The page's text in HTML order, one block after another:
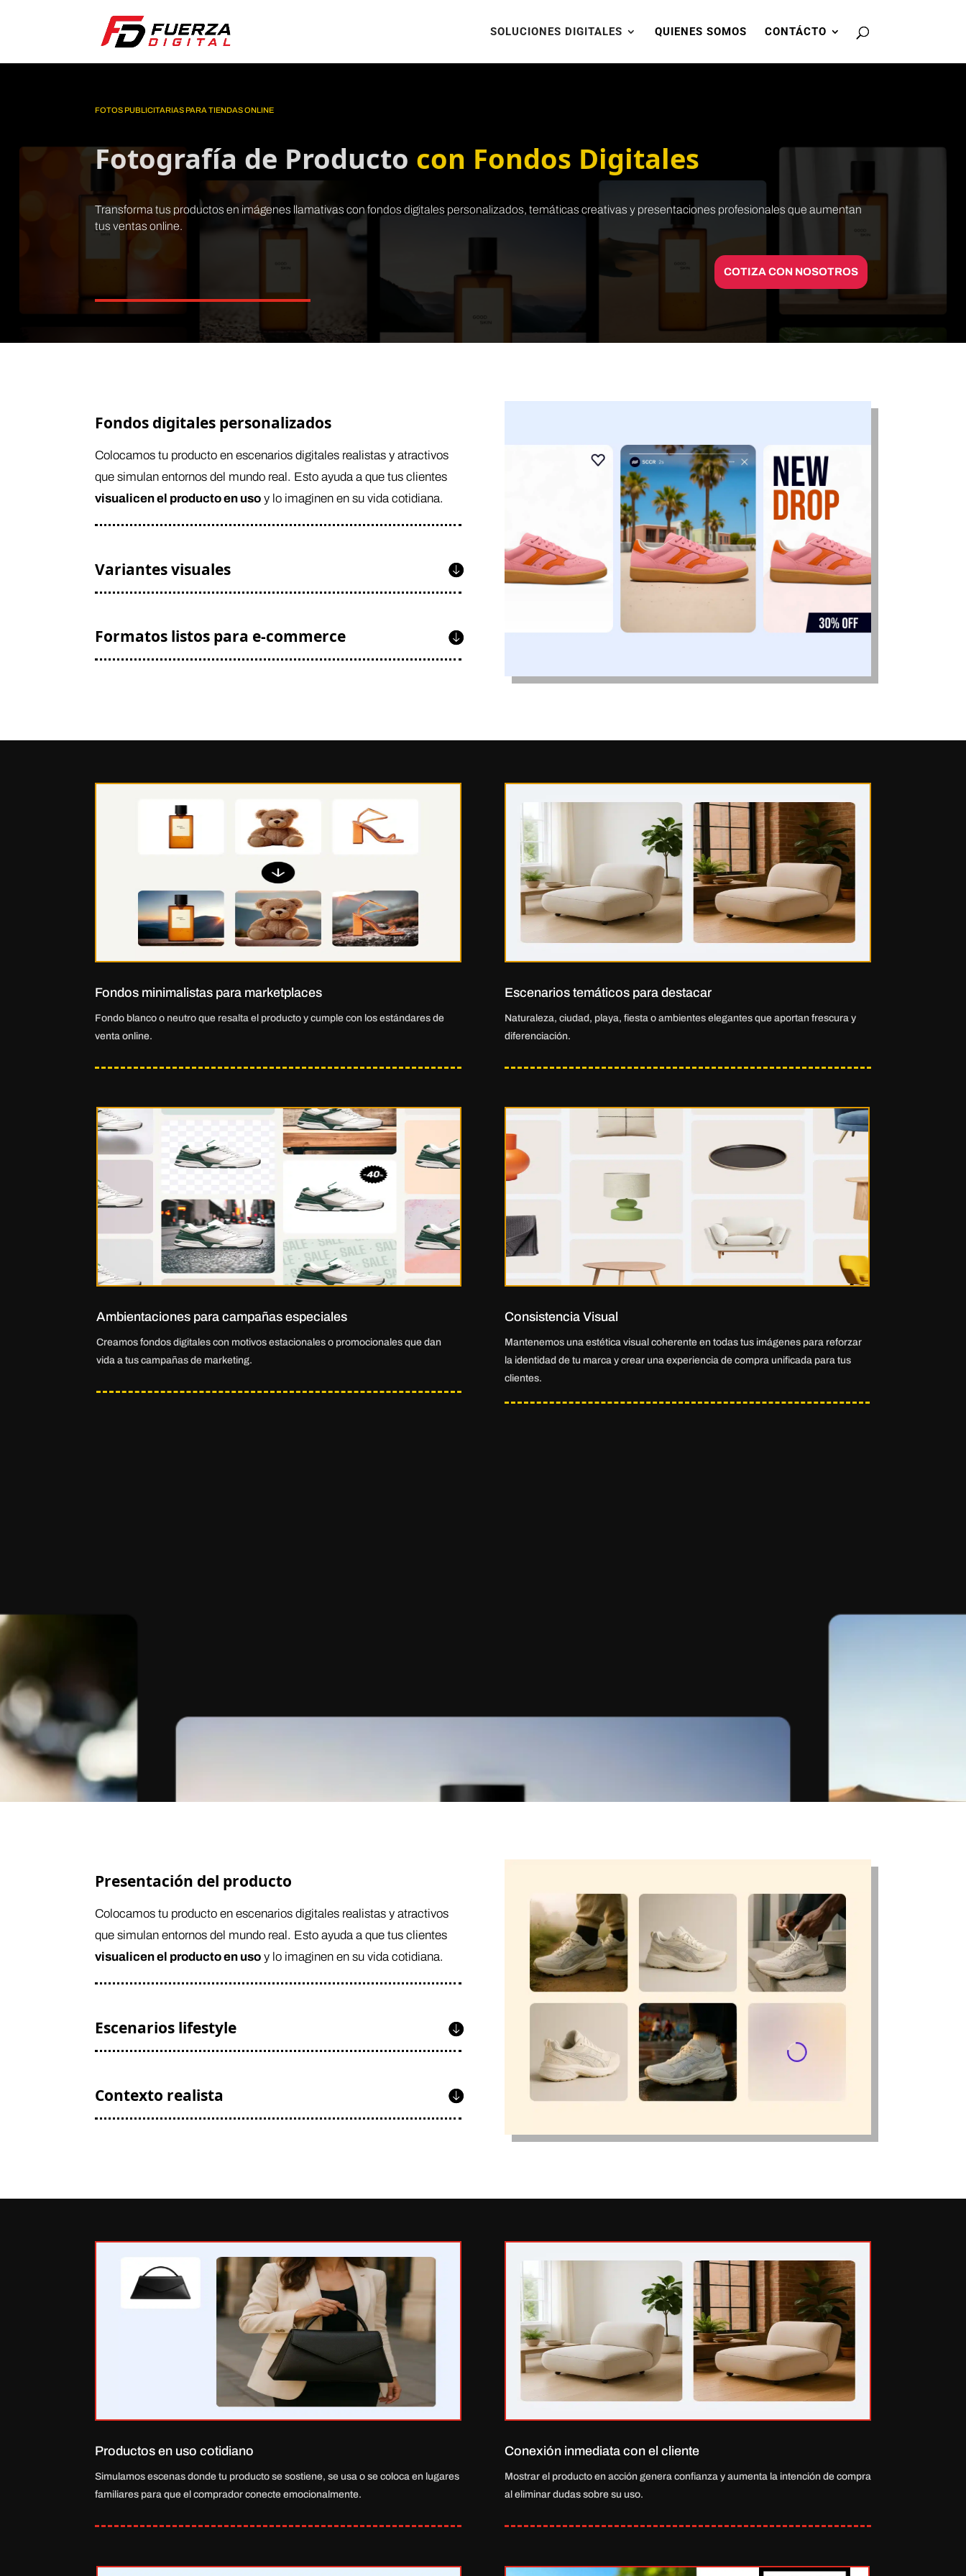
SOLUCIONES DIGITALES QUIENES SOMOS CONTÁCTO
FOTOS PUBLICITARIAS PARA TIENDAS ONLINE
Fotografía de Producto con Fondos Digitales
Transforma tus productos en imágenes llamativas con fondos digitales personalizados, temáticas creativas y presentaciones profesionales que aumentan
tus ventas online.
COTIZA CON NOSOTROS
Fondos digitales personalizados
Colocamos tu producto en escenarios digitales realistas y atractivos
que simulan entornos del mundo real. Esto ayuda a que tus clientes
visualicen el producto en uso y lo imaginen en su vida cotidiana.
Variantes visuales
Formatos listos para e-commerce
Fondos minimalistas para marketplaces
Fondo blanco o neutro que resalta el producto y cumple con los estándares de
venta online.
Escenarios temáticos para destacar
Naturaleza, ciudad, playa, fiesta o ambientes elegantes que aportan frescura y
diferenciación.
Ambientaciones para campañas especiales
Creamos fondos digitales con motivos estacionales o promocionales que dan
vida a tus campañas de marketing.
Consistencia Visual
Mantenemos una estética visual coherente en todas tus imágenes para reforzar
la identidad de tu marca y crear una experiencia de compra unificada para tus
clientes.
Presentación del producto
Colocamos tu producto en escenarios digitales realistas y atractivos
que simulan entornos del mundo real. Esto ayuda a que tus clientes
visualicen el producto en uso y lo imaginen en su vida cotidiana.
Escenarios lifestyle
Contexto realista
Productos en uso cotidiano
Simulamos escenas donde tu producto se sostiene, se usa o se coloca en lugares
familiares para que el comprador conecte emocionalmente.
Conexión inmediata con el cliente
Mostrar el producto en acción genera confianza y aumenta la intención de compra
al eliminar dudas sobre su uso.